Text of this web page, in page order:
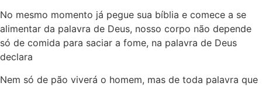
No mesmo momento já pegue sua bíblia e comece a se
alimentar da palavra de Deus, nosso corpo não depende
só de comida para saciar a fome, na palavra de Deus
declara
Nem só de pão viverá o homem, mas de toda palavra que